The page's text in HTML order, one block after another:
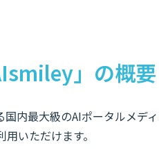
」の概要
内最大級のAIポータルメデ
いただけます。